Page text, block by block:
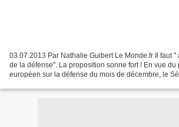
03.07.2013 Par Nathalie Guibert Le Monde.fr Il faut
de la défense". La proposition sonne fort ! En vue du
européen sur la défense du mois de décembre, le